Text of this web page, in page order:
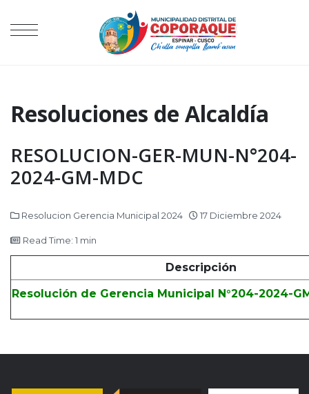
Resoluciones de Alcaldía
RESOLUCION-GER-MUN-N°204-
2024-GM-MDC
Resolucion Gerencia Municipal 2024 17 Diciembre 2024
Read Time: 1 min
Descripción
Resolución de Gerencia Municipal N°204-2024-